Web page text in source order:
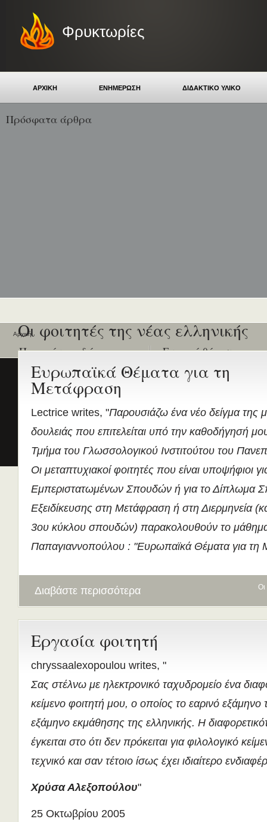
Φρυκτωρίες
ΑΡΧΙΚΗ ΕΝΗΜΕΡΩΣΗ ΔΙΔΑΚΤΙΚΟ ΥΛΙΚΟ
Πρόσφατα άρθρα
Οι φοιτητές της νέας ελληνικής
Ευρωπαϊκά Θέματα για τη
Μετάφραση
Lectrice writes, "Παρουσιάζω ένα νέο δείγμα της
δουλειάς που επιτελείται υπό την καθοδήγησή
Τμήμα του Γλωσσολογικού Ινστιτούτου του
Οι μεταπτυχιακοί φοιτητές που είναι υποψήφιοι
Εμπεριστατωμένων Σπουδών ή για το Δίπλωμα
Εξειδίκευσης στη Μετάφραση ή στη Διερμηνεία
3ου κύκλου σπουδών) παρακολουθούν το
Παπαγιαννοπούλου : "Ευρωπαϊκά Θέματα για τη
Οι
Διαβάστε περισσότερα
Εργασία φοιτητή
chryssaalexopoulou writes, "
Σας στέλνω με ηλεκτρονικό ταχυδρομείο ένα
κείμενο φοιτητή μου, ο οποίος το εαρινό εξάμηνο
εξάμηνο εκμάθησης της ελληνικής. Η
έγκειται στο ότι δεν πρόκειται για φιλολογικό
τεχνικό και σαν τέτοιο ίσως έχει ιδιαίτερο
Χρύσα Αλεξοπούλου"
25 Οκτωβρίου 2005
Αρχική
Ποιοι είναι εδώ
Είναι εδώ αυτή τη στιγμή 0 χρήστες
1 επισκέπτης
Ενεργά θέματα
Διδασκαλία της Ελληνικής ως
(Εξ Αποστάσεως) από το Παν/
Λευκωσίας σε συνεργασία με
ΚΕΓ
το πιστοποιητικό επιπέδου Γ2
Πρώτο Διεθνές Συνέδριο
Νεοελληνικών Σπουδών
Εδώ Πολυτεχνείο!
Τα διδακτικά εγχειρίδια
περισσότερα